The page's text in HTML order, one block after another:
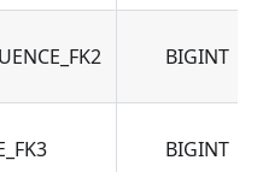
BIGINT
BIGINT